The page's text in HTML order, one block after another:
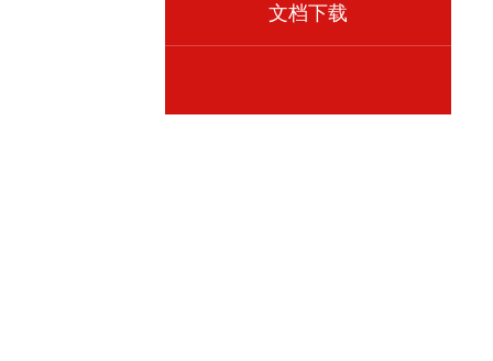
文档下载